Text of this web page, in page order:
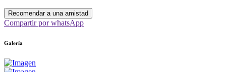
Recomendar a una amistad
Compartir por whatsApp
Galería